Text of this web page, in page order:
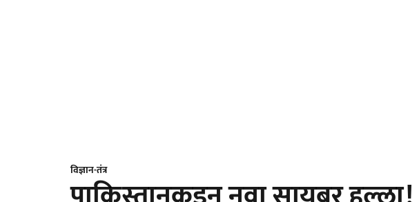
विज्ञान-तंत्र